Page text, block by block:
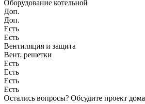
Оборудование котельной
Доп.
Доп.
Есть
Есть
Вентиляция и защита
Вент. решетки
Есть
Есть
Есть
Есть
Остались вопросы? Обсудите проект дома